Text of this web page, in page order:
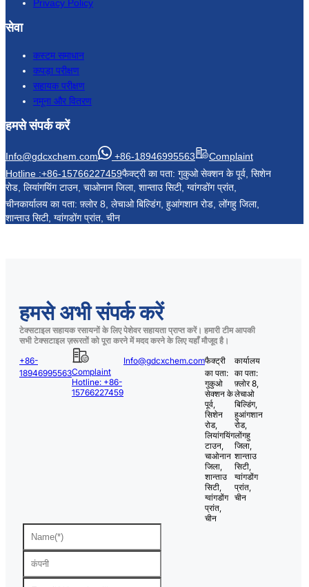
Privacy Policy
सेवा
कस्टम समाधान
कपड़ा परीक्षण
सहायक परीक्षण
नमूना और वितरण
हमसे संपर्क करें
Info@gdcxchem.com +86-18946995563
Complaint
Hotline :+86-15766227459फैक्ट्री का पता: गुकुओ सेक्शन के पूर्व, सिशेन
रोड, लियांगयिंग टाउन, चाओनान जिला, शान्ताउ सिटी, ग्वांगडोंग प्रांत,
चीनकार्यालय का पता: फ़्लोर 8, लेचाओ बिल्डिंग, हुआंगशान रोड, लोंगहु जिला,
शान्ताउ सिटी, ग्वांगडोंग प्रांत, चीन
हमसे अभी संपर्क करें
टेक्सटाइल सहायक रसायनों के लिए पेशेवर सहायता प्राप्त करें। हमारी टीम आपकी
सभी टेक्सटाइल ज़रूरतों को पूरा करने में मदद करने के लिए यहाँ मौजूद है।
+86-
18946995563Complaint
Hotline: +86-
15766227459
Info@gdcxchem.comफैक्ट्री
का पता:
गुकुओ
सेक्शन के
पूर्व,
सिशेन
रोड,
लियांगयिंग
टाउन,
चाओनान
जिला,
शान्ताउ
सिटी,
ग्वांगडोंग
प्रांत,
चीन
कार्यालय
का पता:
फ़्लोर 8,
लेचाओ
बिल्डिंग,
हुआंगशान
रोड,
लोंगहु
जिला,
शान्ताउ
सिटी,
ग्वांगडोंग
प्रांत,
चीन